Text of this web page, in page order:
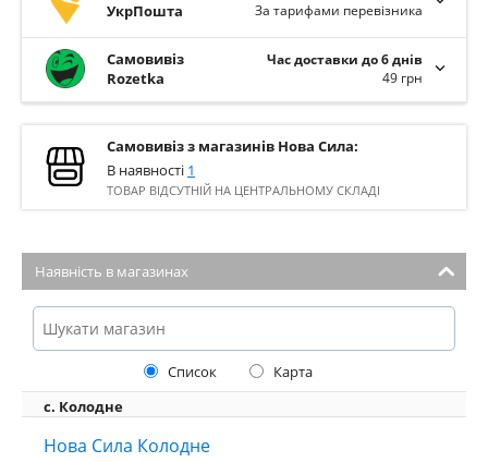
УкрПошта
За тарифами перевізника
Самовивіз
Rozetka
Час доставки до 6 днів
49 грн
Самовивіз з магазинів Нова Сила:
В наявності 1
ТОВАР ВІДСУТНІЙ НА ЦЕНТРАЛЬНОМУ СКЛАДІ
Наявність в магазинах
Список
Карта
с. Колодне
Нова Сила Колодне